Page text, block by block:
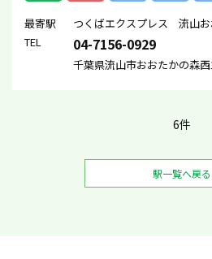
最寄駅
つくばエクスプレス 流山
TEL
04-7156-0929
千葉県流山市おおたかの森
6件
駅一覧へ戻る